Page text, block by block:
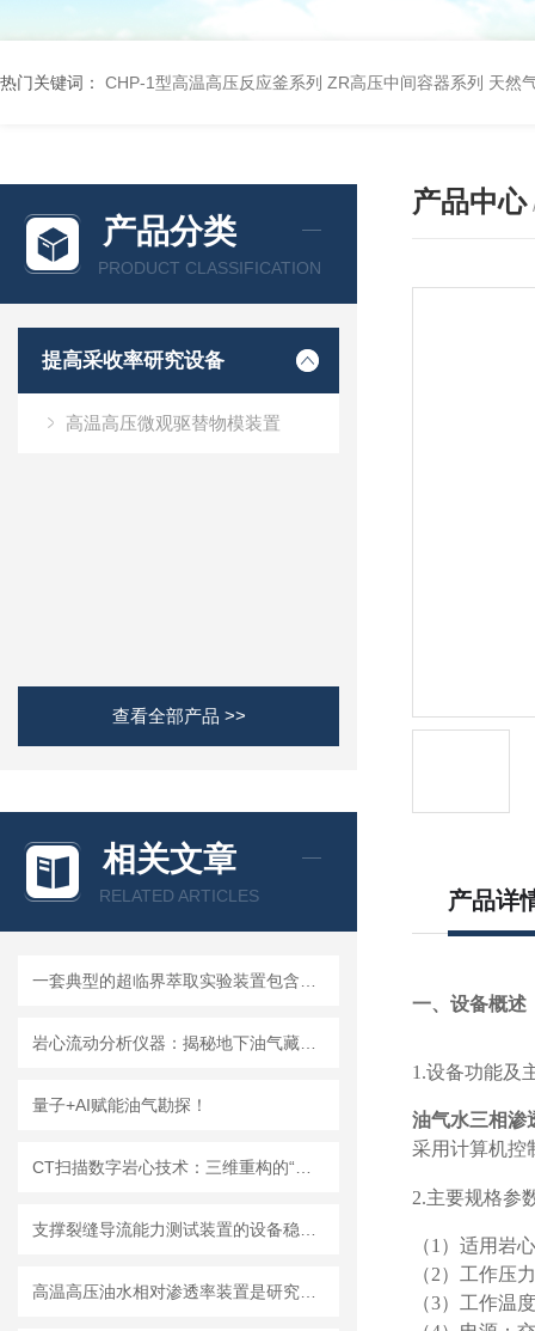
热门关键词： CHP-1型高温高压反应釜系列 ZR高压中间容器系列 天然
产品分类
PRODUCT CLASSIFICATION
提高采收率研究设备
高温高压微观驱替物模装置
查看全部产品 >>
相关文章
RELATED ARTICLES
量子+AI赋能油气勘探！
产品中心
产品详
一、设备概述
1.设备功能及
油气水三相渗
采用计算机控
2.主要规格参
（1）适用岩
（2）工作压
（3）工作温